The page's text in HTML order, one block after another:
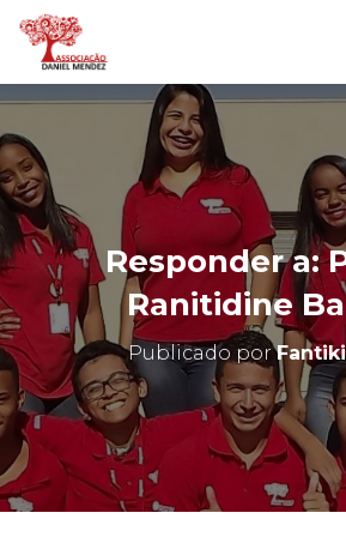
Responder a:
Ranitidine
Publicado por